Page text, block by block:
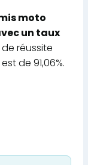
moto
un taux
de réussite
de 91,06%.